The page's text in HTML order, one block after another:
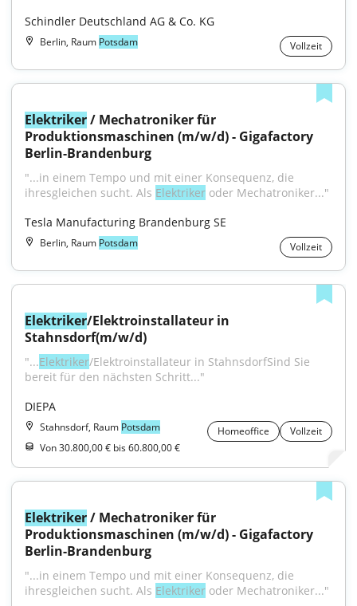
Schindler Deutschland AG & Co. KG
Berlin, Raum Potsdam Vollzeit
Elektriker / Mechatroniker für
Produktionsmaschinen (m/w/d) - Gigafactory
Berlin-Brandenburg
"...in einem Tempo und mit einer Konsequenz, die
ihresgleichen sucht. Als Elektriker oder Mechatroniker..."
Tesla Manufacturing Brandenburg SE
Berlin, Raum Potsdam Vollzeit
Elektriker/Elektroinstallateur in
Stahnsdorf(m/w/d)
"...Elektriker/Elektroinstallateur in StahnsdorfSind Sie
bereit für den nächsten Schritt..."
DIEPA
Stahnsdorf, Raum Potsdam Homeoffice
Vollzeit
Von 30.800,00 € bis 60.800,00 €
Elektriker / Mechatroniker für
Produktionsmaschinen (m/w/d) - Gigafactory
Berlin-Brandenburg
"...in einem Tempo und mit einer Konsequenz, die
ihresgleichen sucht. Als Elektriker oder Mechatroniker..."